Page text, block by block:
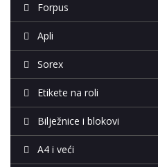
Forpus
Apli
Sorex
Etikete na roli
Bilježnice i blokovi
A4 i veći